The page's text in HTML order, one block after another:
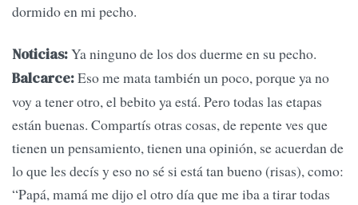
dormido en mi pecho.
Noticias:Ya ninguno de los dos duerme en su pecho.
Balcarce:Eso me mata también un poco, porque ya no
voy a tener otro, el bebito ya está. Pero todas las etapas
están buenas. Compartís otras cosas, de repente ves que
tienen un pensamiento, tienen una opinión, se acuerdan de
lo que les decís y eso no sé si está tan bueno (risas), como:
“Papá, mamá me dijo el otro día que me iba a tirar todas